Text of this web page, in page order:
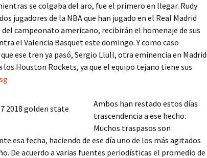
se colgaba del aro, fue el primero en llegar. Rudy
jugadores de la NBA que han jugado en el Real Madrid
campeonato americano, recibirán el homenaje de sus
el Valencia Basquet este domingo. Y como caso
ese tren ya pasó, Sergio Llull, otra eminencia en Madrid
los Houston Rockets, ya que el equipo tejano tiene sus
Ambos han restado estos días
trascendencia a ese hecho.
Muchos traspasos son
esa fecha, haciendo de ese día uno de los más agitados
De acuerdo a varias fuentes periodísticas el promedio de